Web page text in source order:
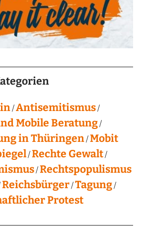
Antisemitismus
Mobile Beratung
in Thüringen Mobit
Rechte Gewalt
Rechtspopulismus
Reichsbürger Tagung
Protest